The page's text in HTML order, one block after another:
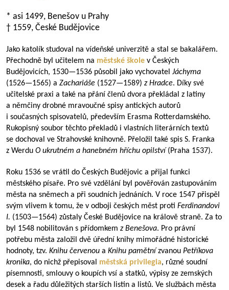
* asi 1499, Benešov u Prahy
† 1559, České Budějovice
Jako katolík studoval na vídeňské univerzitě a stal se bakalářem.
Přechodně byl učitelem na městské škole v Českých
Budějovicích, 1530—1536 působil jako vychovatel Jáchyma
(1526—1565) a Zachariáše (1527—1589) z Hradce. Díky své
učitelské praxi a také na přání členů dvora překládal z latiny
a němčiny drobné mravoučné spisy antických autorů
i současných spisovatelů, především Erasma Rotterdamského.
Rukopisný soubor těchto překladů i vlastních literárních textů
se dochoval ve Strahovské knihovně. Přeložil také spis S. Franka
z Werdu O ukrutném a hanebném hříchu opilství (Praha 1537).
Roku 1536 se vrátil do Českých Budějovic a přijal funkci
městského písaře. Pro své vzdělání byl pověřován zastupováním
města na sněmech a při soudních jednáních. V roce 1547 přispěl
svým vlivem k tomu, že v odboji českých měst proti Ferdinandovi
I. (1503—1564) zůstaly České Budějovice na králově straně. Za to
byl 1548 nobilitován s přídomkem z Benešova. Pro právní
potřebu města založil dvě úřední knihy mimořádné historické
hodnoty, tzv. Knihu červenou a Knihu pamětnízvanou Petříkova
kronika, do nichž přepisoval městská privilegia, různé soudní
písemnosti, smlouvy o koupích vsí a statků, výpisy ze zemských
desek a řadu důležitých starších listin a listů. Ve službách města